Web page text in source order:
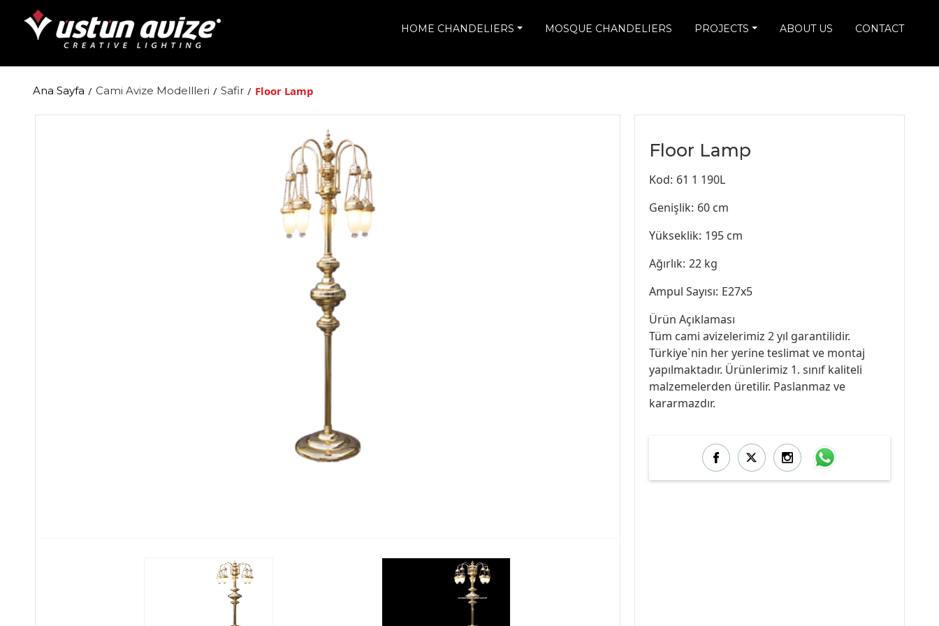
HOME CHANDELIERS MOSQUE CHANDELIERS PROJECTS ABOUT US CONTACT
Ana Sayfa / Cami Avize Modellleri / Safir / Floor Lamp
Floor Lamp
Kod: 61 1 190L
Genişlik: 60 cm
Yükseklik: 195 cm
Ağırlık: 22 kg
Ampul Sayısı: E27x5
Ürün Açıklaması
Tüm cami avizelerimiz 2 yıl garantilidir.
Türkiye`nin her yerine teslimat ve montaj
yapılmaktadır. Ürünlerimiz 1. sınıf kaliteli
malzemelerden üretilir. Paslanmaz ve
kararmazdır.